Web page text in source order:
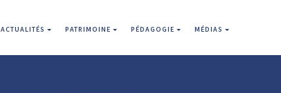
ACTUALITÉS PATRIMOINE PÉDAGOGIE MÉDIAS